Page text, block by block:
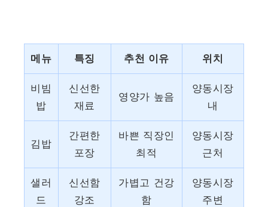
메뉴 특징 추천 이유 위치
비빔
밥
신선한
재료
영양가 높음
양동시장
내
김밥
간편한
포장
바쁜 직장인
최적
양동시장
근처
샐러
드
신선함
강조
가볍고 건강
함
양동시장
주변